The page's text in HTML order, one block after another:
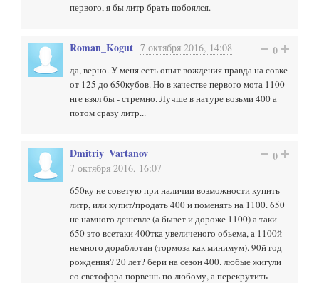
первого, я бы литр брать побоялся.
Roman_Kogut 7 октября 2016, 14:08 0
да, верно. У меня есть опыт вождения правда на совке
от 125 до 650кубов. Но в качестве первого мота 1100
нге взял бы - стремно. Лучше в натуре возьми 400 а
потом сразу литр...
Dmitriy_Vartanov
7 октября 2016, 16:07
0
650ку не советую при наличии возможности купить
литр, или купит/продать 400 и поменять на 1100. 650
не намного дешевле (а бывет и дороже 1100) а таки
650 это всетаки 400тка увеличеного обьема, а 1100й
немного дораблотан (тормоза как минимум). 90й год
рождения? 20 лет? бери на сезон 400. любые жигули
со светофора порвешь по любому, а перекрутить